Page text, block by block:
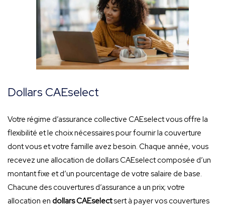
Dollars CAEselect
Votre régime d’assurance collective CAEselect vous offre la
flexibilité et le choix nécessaires pour fournir la couverture
dont vous et votre famille avez besoin. Chaque année, vous
recevez une allocation de dollars CAEselect composée d’un
montant fixe et d’un pourcentage de votre salaire de base.
Chacune des couvertures d’assurance a un prix; votre
allocation en dollars CAEselectsert à payer vos couvertures